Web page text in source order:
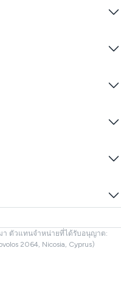
า ตัวแทนจำหน่ายที่ได้รับอนุญาต:
2064, Nicosia, Cyprus)